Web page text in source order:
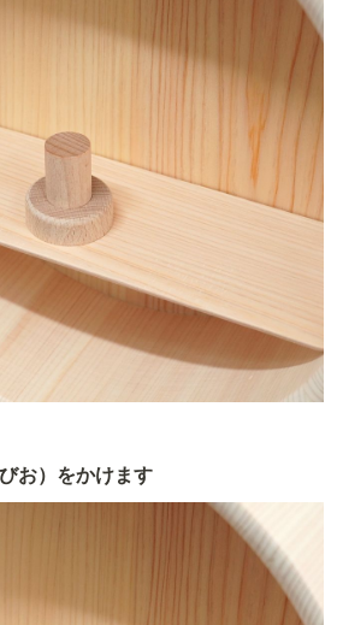
お）をかけます